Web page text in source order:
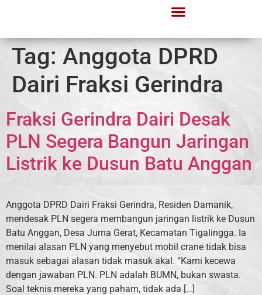
Tag: Anggota DPRD
Dairi Fraksi Gerindra
Fraksi Gerindra Dairi Desak
PLN Segera Bangun Jaringan
Listrik ke Dusun Batu Anggan
Anggota DPRD Dairi Fraksi Gerindra, Residen Damanik,
mendesak PLN segera membangun jaringan listrik ke Dusun
Batu Anggan, Desa Juma Gerat, Kecamatan Tigalingga. Ia
menilai alasan PLN yang menyebut mobil crane tidak bisa
masuk sebagai alasan tidak masuk akal. “Kami kecewa
dengan jawaban PLN. PLN adalah BUMN, bukan swasta.
Soal teknis mereka yang paham, tidak ada […]